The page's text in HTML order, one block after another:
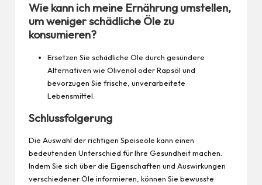
Wie kann ich meine Ernährung umstellen,
um weniger schädliche Öle zu
konsumieren?
Ersetzen Sie schädliche Öle durch gesündere
Alternativen wie Olivenöl oder Rapsöl und
bevorzugen Sie frische, unverarbeitete
Lebensmittel.
Schlussfolgerung
Die Auswahl der richtigen Speiseöle kann einen
bedeutenden Unterschied für Ihre Gesundheit machen.
Indem Sie sich über die Eigenschaften und Auswirkungen
verschiedener Öle informieren, können Sie bewusste